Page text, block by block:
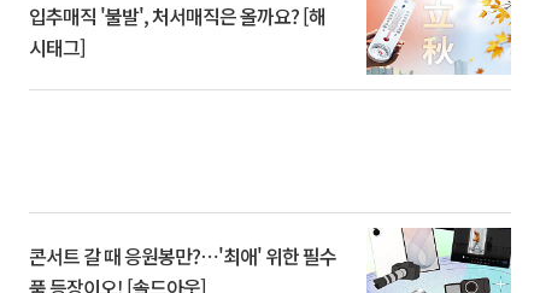
입추매직 '불발', 처서매직은 올까요? [해
시태그]
콘서트 갈 때 응원봉만?⋯'최애' 위한 필수